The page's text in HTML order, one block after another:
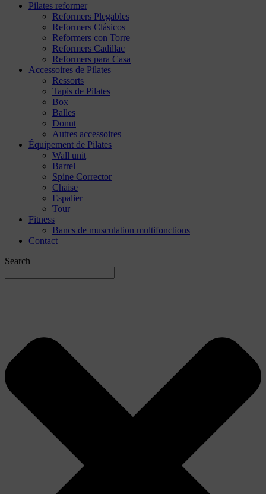
Pilates reformer
Reformers Plegables
Reformers Clásicos
Reformers con Torre
Reformers Cadillac
Reformers para Casa
Accessoires de Pilates
Ressorts
Tapis de Pilates
Box
Balles
Donut
Autres accessoires
Équipement de Pilates
Wall unit
Barrel
Spine Corrector
Chaise
Espalier
Tour
Fitness
Bancs de musculation multifonctions
Contact
Search